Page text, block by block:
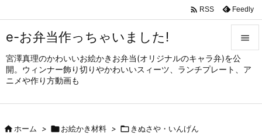
e-お弁当作っちゃいました!
宮澤真理のかわいいお絵かきお弁当(オリジナルのキャラ弁)を公
開。ウィンナー飾り切りやかわいいスィーツ、ランチプレート、ア
ニメや作り方動画も


メニュ
サイド
 RSS Feedly
ホーム > お絵かき材料 >  きぬさや・いんげん